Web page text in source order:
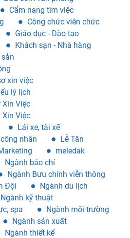
Cẩm nang tìm việc
Công chức viên chức
Giáo dục - Đào tạo
Khách sạn - Nhà hàng
xin việc
lý lịch
Xin Việc
Việc
Lái xe, tài xế
nhân
Lễ Tân
meledak
Ngành báo chí
Ngành Bưu chính viễn thông
Đội
Ngành du lịch
Ngành kỹ thuật
spa
Ngành môi trường
Ngành sản xuất
Ngành thiết kế